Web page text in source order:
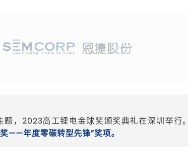
题，2023高工锂电金球奖颁奖典礼在深圳举行。
——年度零碳转型先锋”奖项。